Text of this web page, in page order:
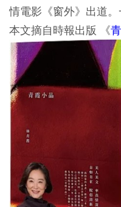
情電影《窗外》出道。
本文摘自時報出版 《